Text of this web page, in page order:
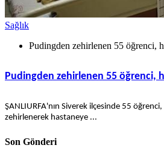
Sağlık
Pudingden zehirlenen 55 öğrenci,
Pudingden zehirlenen 55 öğrenci,
ŞANLIURFA'nın Siverek ilçesinde 55
zehirlenerek hastaneye ...
Son Gönderi